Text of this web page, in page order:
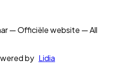
— Officiële website — All
by Lidia